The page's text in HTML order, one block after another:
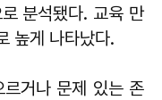
분석됐다. 교육 만
높게 나타났다.
거나 문제 있는 존